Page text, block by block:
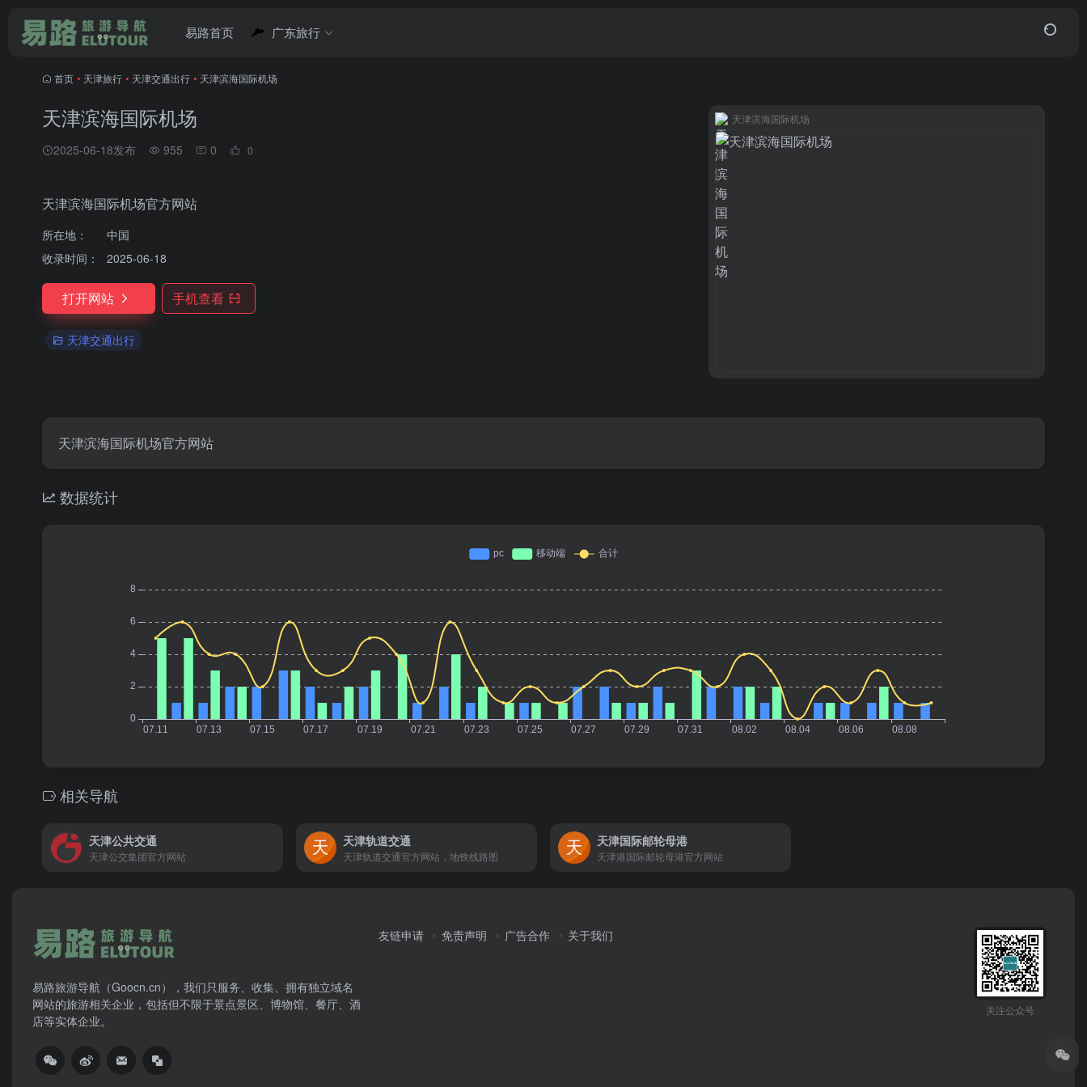
易路首页 广东旅行
首页 • 天津旅行 • 天津交通出行 • 天津滨海国际机场
天津滨海国际机场
2025-06-18发布 955 0 0
天津滨海国际机场官方网站
所在地：
中国
收录时间：
2025-06-18
打开网站 手机查看
天津交通出行
天津滨海国际机场
天津滨海国际机场官方网站
数据统计
相关导航
天津公共交通
天津公交集团官方网站
天津轨道交通
天津轨道交通官方网站，地铁线路图
天津国际邮轮母港
天津港国际邮轮母港官方网站
易路旅游导航（Goocn.cn），我们只服务、收集、拥有独立域名
网站的旅游相关企业，包括但不限于景点景区、博物馆、餐厅、酒
店等实体企业。
友链申请 免责声明 广告合作 关于我们
关注公众号